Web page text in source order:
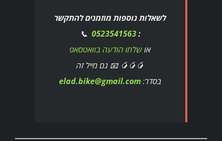
לשאלות נוספות מוזמנים להתקשר
:
0523541563
📞
אושלחו הודעה בוואטסאפ
🥭🥭🥭 📧 גם מייל זה
בסדר:elad.bike@gmail.com